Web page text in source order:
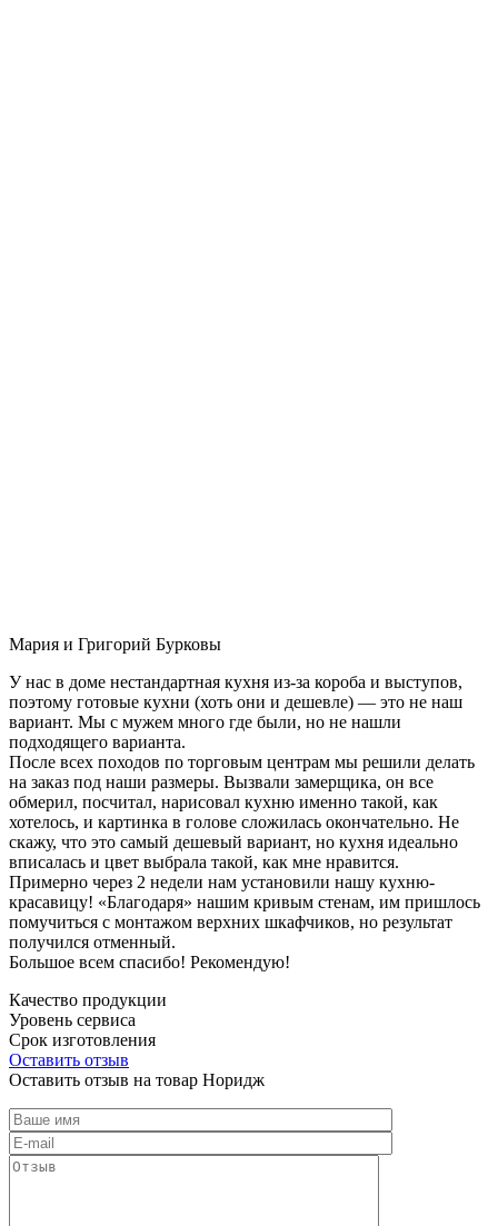
Мария и Григорий Бурковы
У нас в доме нестандартная кухня из-за короба и выступов,
поэтому готовые кухни (хоть они и дешевле) — это не наш
вариант. Мы с мужем много где были, но не нашли
подходящего варианта.
После всех походов по торговым центрам мы решили делать
на заказ под наши размеры. Вызвали замерщика, он все
обмерил, посчитал, нарисовал кухню именно такой, как
хотелось, и картинка в голове сложилась окончательно. Не
скажу, что это самый дешевый вариант, но кухня идеально
вписалась и цвет выбрала такой, как мне нравится.
Примерно через 2 недели нам установили нашу кухню-
красавицу! «Благодаря» нашим кривым стенам, им пришлось
помучиться с монтажом верхних шкафчиков, но результат
получился отменный.
Большое всем спасибо! Рекомендую!
Качество продукции
Уровень сервиса
Срок изготовления
Оставить отзыв
Оставить отзыв на товар Норидж